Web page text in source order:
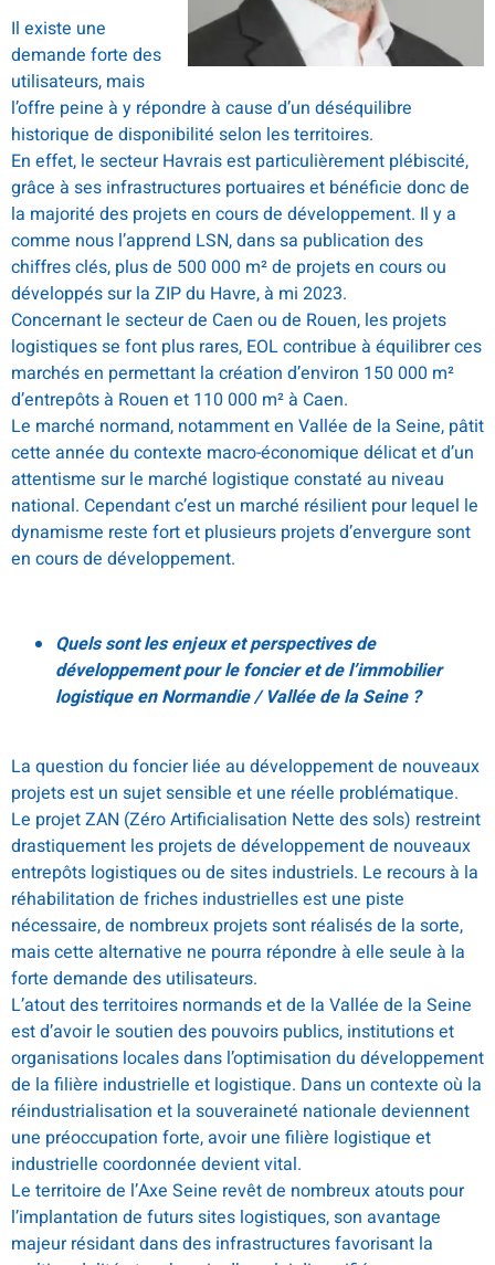
Il existe une
demande forte des
utilisateurs, mais
l’offre peine à y répondre à cause d’un déséquilibre
historique de disponibilité selon les territoires.
En effet, le secteur Havrais est particulièrement plébiscité,
grâce à ses infrastructures portuaires et bénéficie donc de
la majorité des projets en cours de développement. Il y a
comme nous l’apprend LSN, dans sa publication des
chiffres clés, plus de 500 000 m² de projets en cours ou
développés sur la ZIP du Havre, à mi 2023.
Concernant le secteur de Caen ou de Rouen, les projets
logistiques se font plus rares, EOL contribue à équilibrer ces
marchés en permettant la création d’environ 150 000 m²
d’entrepôts à Rouen et 110 000 m² à Caen.
Le marché normand, notamment en Vallée de la Seine, pâtit
cette année du contexte macro-économique délicat et d’un
attentisme sur le marché logistique constaté au niveau
national. Cependant c’est un marché résilient pour lequel le
dynamisme reste fort et plusieurs projets d’envergure sont
en cours de développement.
Quels sont les enjeux et perspectives de
développement pour le foncier et de l’immobilier
logistique en Normandie / Vallée de la Seine ?
La question du foncier liée au développement de nouveaux
projets est un sujet sensible et une réelle problématique.
Le projet ZAN (Zéro Artificialisation Nette des sols) restreint
drastiquement les projets de développement de nouveaux
entrepôts logistiques ou de sites industriels. Le recours à la
réhabilitation de friches industrielles est une piste
nécessaire, de nombreux projets sont réalisés de la sorte,
mais cette alternative ne pourra répondre à elle seule à la
forte demande des utilisateurs.
L’atout des territoires normands et de la Vallée de la Seine
est d’avoir le soutien des pouvoirs publics, institutions et
organisations locales dans l’optimisation du développement
de la filière industrielle et logistique. Dans un contexte où la
réindustrialisation et la souveraineté nationale deviennent
une préoccupation forte, avoir une filière logistique et
industrielle coordonnée devient vital.
Le territoire de l’Axe Seine revêt de nombreux atouts pour
l’implantation de futurs sites logistiques, son avantage
majeur résidant dans des infrastructures favorisant la